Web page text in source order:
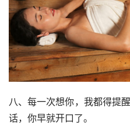
八、每一次想你，我都得提
话，你早就开口了。